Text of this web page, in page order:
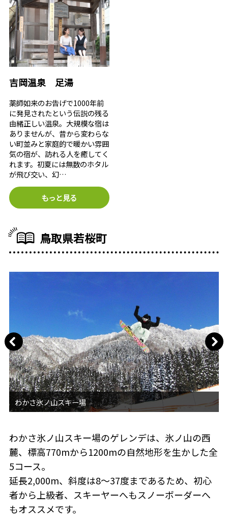
吉岡温泉 足湯
薬師如来のお告げで1000年前
に発見されたという伝説の残る
由緒正しい温泉。大規模な宿は
ありませんが、昔から変わらな
い町並みと家庭的で暖かい雰囲
気の宿が、訪れる人を癒してく
れます。初夏には無数のホタル
が飛び交い、幻…
もっと見る
鳥取県若桜町
わかさ氷ノ山スキー場のゲレンデは、氷ノ山の西
麓、標高770mから1200mの自然地形を生かした全
5コース。
延長2,000m、斜度は8～37度まであるため、初心
者から上級者、スキーヤーへもスノーボーダーへ
もオススメです。